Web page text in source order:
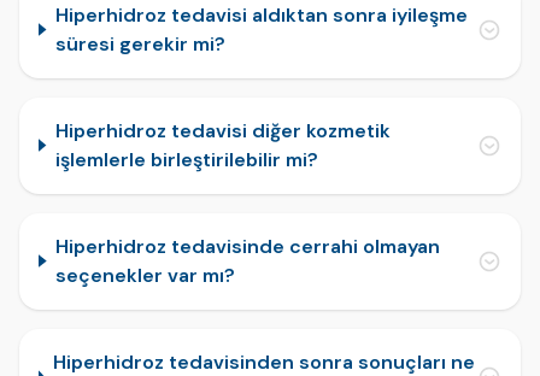
Hiperhidroz tedavisi aldıktan sonra iyileşme
süresi gerekir mi?
Hiperhidroz tedavisi diğer kozmetik
işlemlerle birleştirilebilir mi?
Hiperhidroz tedavisinde cerrahi olmayan
seçenekler var mı?
Hiperhidroz tedavisinden sonra sonuçları ne